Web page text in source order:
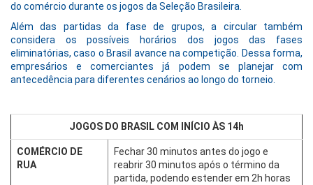
do comércio durante os jogos da Seleção Brasileira.
Além das partidas da fase de grupos, a circular também
considera os possíveis horários dos jogos das fases
eliminatórias, caso o Brasil avance na competição. Dessa forma,
empresários e comerciantes já podem se planejar com
antecedência para diferentes cenários ao longo do torneio.
JOGOS DO BRASIL COM INÍCIO ÀS 14h
COMÉRCIO DE
RUA
Fechar 30 minutos antes do jogo e
reabrir 30 minutos após o término da
partida, podendo estender em 2h horas